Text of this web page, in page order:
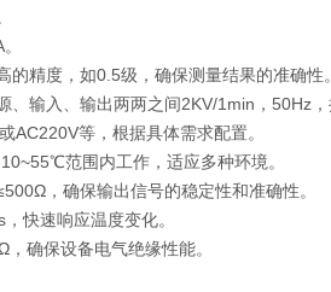
的精度，如0.5级，确保测量结果的准确性。
、输入、输出两两之间2KV/1min，50Hz
AC220V等，根据具体需求配置。
10~55℃范围内工作，适应多种环境。
，确保输出信号的稳定性和准确性。
，快速响应温度变化。
，确保设备电气绝缘性能。